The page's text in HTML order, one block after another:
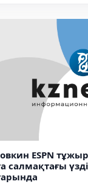
ESPN
салмақтағы